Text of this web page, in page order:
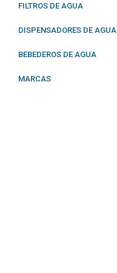
FILTROS DE AGUA
DISPENSADORES DE AGUA
BEBEDEROS DE AGUA
MARCAS